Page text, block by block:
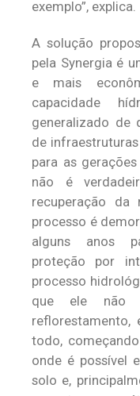
exemplo”, explica.
A solução
pela Synergia é
e mais
capacidade
generalizado de
de
para as
não é
recuperação
processo é
alguns anos
proteção por
processo
que ele não
todo,
onde é possível
solo e,